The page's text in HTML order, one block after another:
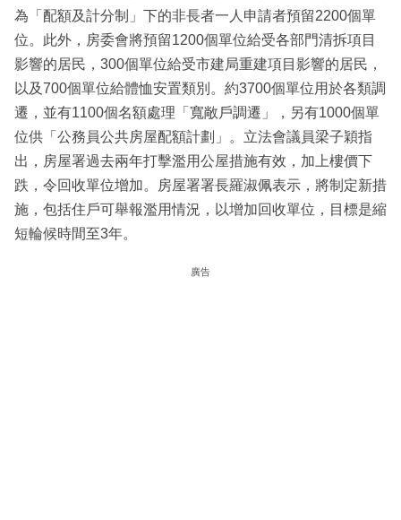
為「配額及計分制」下的非長者一人申請者預留2200個單
位。此外，房委會將預留1200個單位給受各部門清拆項目
影響的居民，300個單位給受市建局重建項目影響的居民，
以及700個單位給體恤安置類別。約3700個單位用於各類調
遷，並有1100個名額處理「寬敞戶調遷」，另有1000個單
位供「公務員公共房屋配額計劃」。立法會議員梁子穎指
出，房屋署過去兩年打擊濫用公屋措施有效，加上樓價下
跌，令回收單位增加。房屋署署長羅淑佩表示，將制定新措
施，包括住戶可舉報濫用情況，以增加回收單位，目標是縮
短輪候時間至3年。
廣告